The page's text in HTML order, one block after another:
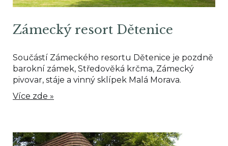
Zámecký resort Dětenice
Součástí Zámeckého resortu Dětenice je pozdně
barokní zámek, Středověká krčma, Zámecký
pivovar, stáje a vinný sklípek Malá Morava.
Více zde »